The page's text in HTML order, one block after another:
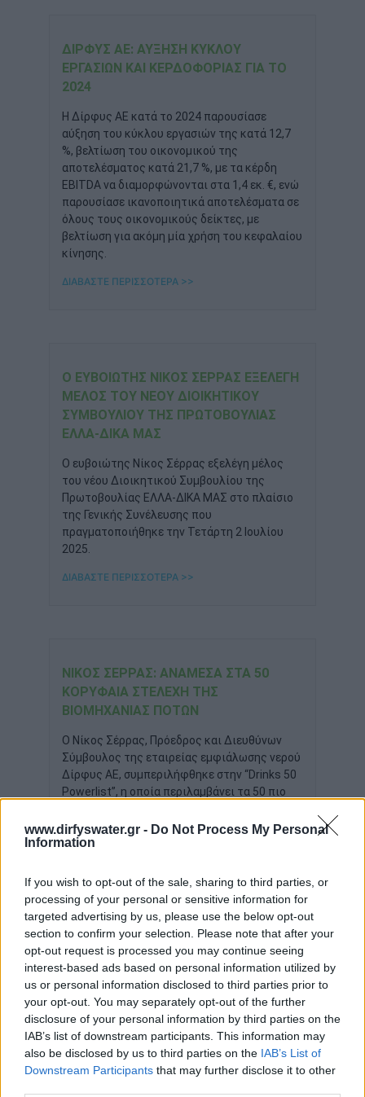
www.dirfyswater.gr - Do Not Process My Personal
Information
If you wish to opt-out of the sale, sharing to third parties, or
processing of your personal or sensitive information for
targeted advertising by us, please use the below opt-out
section to confirm your selection. Please note that after your
opt-out request is processed you may continue seeing
interest-based ads based on personal information utilized by
us or personal information disclosed to third parties prior to
your opt-out. You may separately opt-out of the further
disclosure of your personal information by third parties on the
IAB’s list of downstream participants. This information may
also be disclosed by us to third parties on the IAB’s List of
Downstream Participants that may further disclose it to other
ΔΊΡΦΥΣ ΑΕ: ΑΎΞΗΣΗ ΚΎΚΛΟΥ
ΕΡΓΑΣΙΏΝ ΚΑΙ ΚΕΡΔΟΦΟΡΊΑΣ ΓΙΑ ΤΟ
2024
Η Δίρφυς ΑΕ κατά το 2024 παρουσίασε
αύξηση του κύκλου εργασιών της κατά 12,7
%, βελτίωση του οικονομικού της
αποτελέσματος κατά 21,7 %, με τα κέρδη
EBITDA να διαμορφώνονται στα 1,4 εκ. €, ενώ
παρουσίασε ικανοποιητικά αποτελέσματα σε
όλους τους οικονομικούς δείκτες, με
βελτίωση για ακόμη μία χρήση του κεφαλαίου
κίνησης.
ΔΙΑΒΑΣΤΕ ΠΕΡΙΣΣΟΤΕΡΑ >>
Ο ΕΥΒΟΙΏΤΗΣ ΝΊΚΟΣ ΣΈΡΡΑΣ ΕΞΕΛΈΓΗ
ΜΈΛΟΣ ΤΟΥ ΝΈΟΥ ΔΙΟΙΚΗΤΙΚΟΎ
ΣΥΜΒΟΥΛΊΟΥ ΤΗΣ ΠΡΩΤΟΒΟΥΛΊΑΣ
ΕΛΛΑ-ΔΙΚΑ ΜΑΣ
Ο ευβοιώτης Νίκος Σέρρας εξελέγη μέλος
του νέου Διοικητικού Συμβουλίου της
Πρωτοβουλίας ΕΛΛΑ-ΔΙΚΑ ΜΑΣ στο πλαίσιο
της Γενικής Συνέλευσης που
πραγματοποιήθηκε την Τετάρτη 2 Ιουλίου
2025.
ΔΙΑΒΑΣΤΕ ΠΕΡΙΣΣΟΤΕΡΑ >>
ΝΊΚΟΣ ΣΈΡΡΑΣ: ΑΝΆΜΕΣΑ ΣΤΑ 50
ΚΟΡΥΦΑΊΑ ΣΤΕΛΈΧΗ ΤΗΣ
ΒΙΟΜΗΧΑΝΊΑΣ ΠΟΤΏΝ
Ο Νίκος Σέρρας, Πρόεδρος και Διευθύνων
Σύμβουλος της εταιρείας εμφιάλωσης νερού
Δίρφυς ΑΕ, συμπεριλήφθηκε στην “Drinks 50
Powerlist”, η οποία περιλαμβάνει τα 50 πιο
στρατηγική τους σκέψη, την καινοτομία και
τη συμβολή τους στην ανάπτυξη του κλάδου.
Η ΔΊΡΦΥΣ ΣΤΗΡΊΖΕΙ ΠΡΩΤΟΒΟΥΛΊΕΣ
ΕΝΗΜΈΡΩΣΗΣ ΚΑΙ ΕΚΠΑΊΔΕΥΣΗΣ ΤΩΝ
ΝΈΩΝ ΓΙΑ ΤΗΝ ΕΜΦΙΆΛΩΣΗ ΤΟΥ
ΝΕΡΟΎ
Η εταιρεία εμφιάλωσης νερού Δίρφυς,
αναγνωρίζοντας τη σημασία της